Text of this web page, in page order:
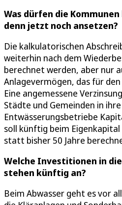
Was dürfen die
denn jetzt noch ansetzen?
Die kalkulatorischen
weiterhin nach dem
berechnet werden, aber nur
Anlagevermögen, das für
Eine angemessene
Städte und Gemeinden in ihre
Entwässerungsbetriebe
soll künftig beim
statt bisher 50 Jahre
Welche Investitionen in
stehen künftig an?
Beim Abwasser geht es vor